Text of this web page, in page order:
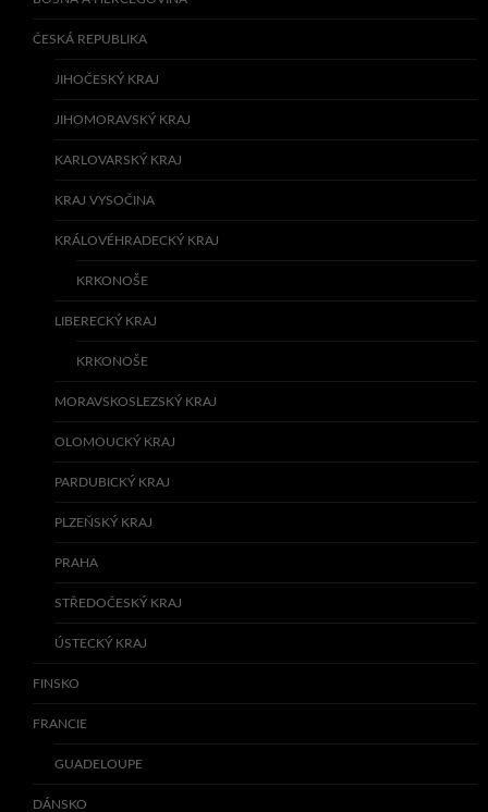
ČESKÁ REPUBLIKA
JIHOČESKÝ KRAJ
JIHOMORAVSKÝ KRAJ
KARLOVARSKÝ KRAJ
KRAJ VYSOČINA
KRÁLOVÉHRADECKÝ KRAJ
KRKONOŠE
LIBERECKÝ KRAJ
KRKONOŠE
MORAVSKOSLEZSKÝ KRAJ
OLOMOUCKÝ KRAJ
PARDUBICKÝ KRAJ
PLZEŇSKÝ KRAJ
PRAHA
STŘEDOČESKÝ KRAJ
ÚSTECKÝ KRAJ
FINSKO
FRANCIE
GUADELOUPE
DÁNSKO